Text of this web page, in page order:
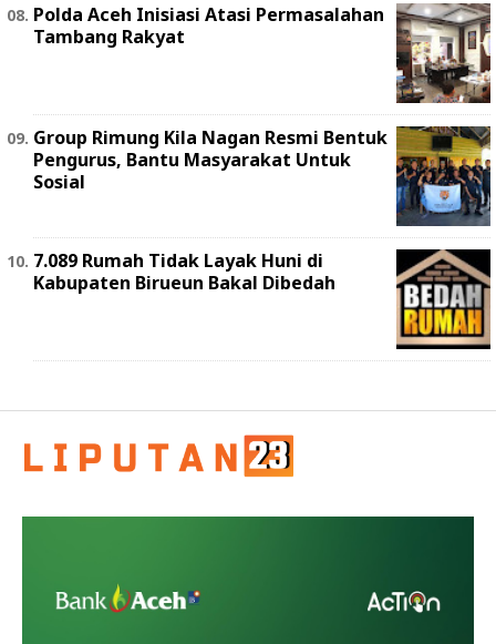
Polda Aceh Inisiasi Atasi Permasalahan
Tambang Rakyat
Group Rimung Kila Nagan Resmi Bentuk
Pengurus, Bantu Masyarakat Untuk
Sosial
7.089 Rumah Tidak Layak Huni di
Kabupaten Birueun Bakal Dibedah